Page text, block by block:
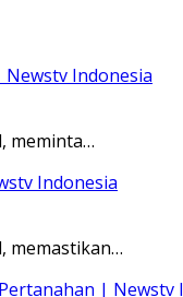
meminta…
memastikan…